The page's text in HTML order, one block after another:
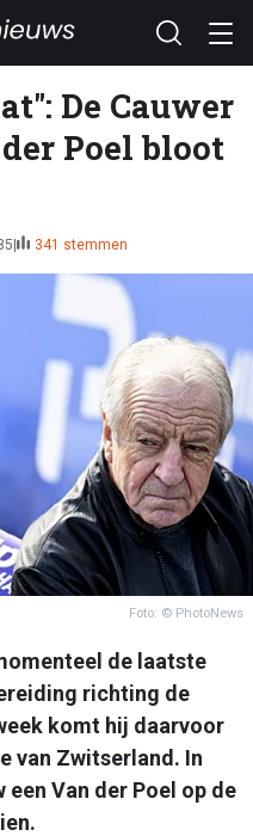
De Cauwer
Poel bloot
341 stemmen
Foto: © PhotoNews
de laatste
richting de
komt hij daarvoor
van Zwitserland. In
Van der Poel op de